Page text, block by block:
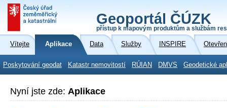
Geoportál ČÚZK
přístup k mapovým produktům a službám
Vítejte Aplikace Data Služby INSPIRE
Poskytování geodat Katastr nemovitostí RÚIAN DMVS Geodetické
Nyní jste zde: Aplikace